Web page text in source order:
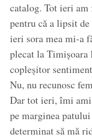
catalog. Tot ieri
pentru că a lipsit
ieri sora mea mi-a
plecat la Timișoara
copleșitor
Nu, nu recunosc
Dar tot ieri, îmi
pe marginea
determinat să mă